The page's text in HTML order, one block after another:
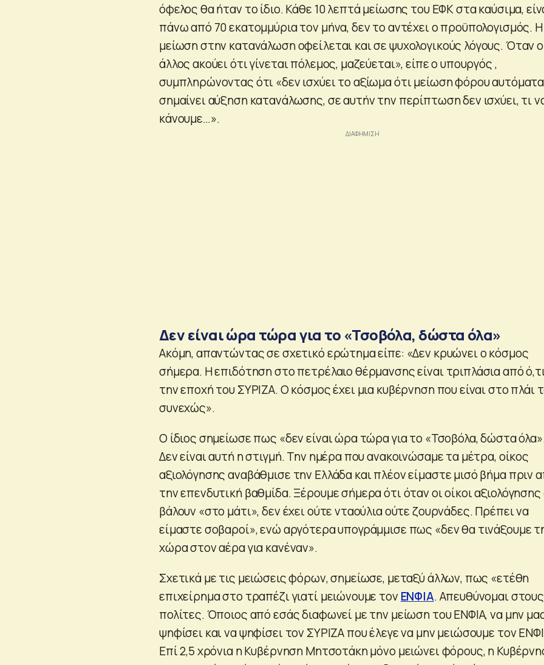
όφελος θα ήταν το ίδιο. Κάθε 10 λεπτά μείωσης του ΕΦΚ στα καύσιμα,
πάνω από 70 εκατομμύρια τον μήνα, δεν το αντέχει ο προϋπολογισμός. Η
μείωση στην κατανάλωση οφείλεται και σε ψυχολογικούς λόγους. Όταν ο
άλλος ακούει ότι γίνεται πόλεμος, μαζεύεται», είπε ο υπουργός ,
συμπληρώνοντας ότι «δεν ισχύει το αξίωμα ότι μείωση φόρου αυτόματα
σημαίνει αύξηση κατανάλωσης, σε αυτήν την περίπτωση δεν ισχύει, τι
κάνουμε…».
Δεν είναι ώρα τώρα για το «Τσοβόλα, δώστα όλα»
Ακόμη, απαντώντας σε σχετικό ερώτημα είπε: «Δεν κρυώνει ο κόσμος
σήμερα. Η επιδότηση στο πετρέλαιο θέρμανσης είναι τριπλάσια από
την εποχή του ΣΥΡΙΖΑ. Ο κόσμος έχει μια κυβέρνηση που είναι στο πλάι
συνεχώς».
Ο ίδιος σημείωσε πως «δεν είναι ώρα τώρα για το «Τσοβόλα, δώστα
Δεν είναι αυτή η στιγμή. Την ημέρα που ανακοινώσαμε τα μέτρα, οίκος
αξιολόγησης αναβάθμισε την Ελλάδα και πλέον είμαστε μισό βήμα πριν
την επενδυτική βαθμίδα. Ξέρουμε σήμερα ότι όταν οι οίκοι
βάλουν «στο μάτι», δεν έχει ούτε νταούλια ούτε ζουρνάδες. Πρέπει να
είμαστε σοβαροί», ενώ αργότερα υπογράμμισε πως «δεν θα τινάξουμε
χώρα στον αέρα για κανέναν».
Σχετικά με τις μειώσεις φόρων, σημείωσε, μεταξύ άλλων, πως «ετέθη
επιχείρημα στο τραπέζι γιατί μειώνουμε τον ΕΝΦΙΑ. Απευθύνομαι στους
πολίτες. Όποιος από εσάς διαφωνεί με την μείωση του ΕΝΦΙΑ, να μην
ψηφίσει και να ψηφίσει τον ΣΥΡΙΖΑ που έλεγε να μην μειώσουμε τον
Επί 2,5 χρόνια η Κυβέρνηση Μητσοτάκη μόνο μειώνει φόρους, η